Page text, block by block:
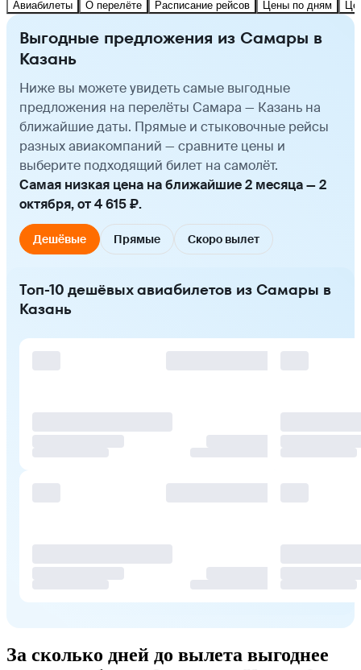
Авиабилеты О перелёте Расписание рейсов Цены по дням
Выгодные предложения из Самары в
Казань
Ниже вы можете увидеть самые выгодные
предложения на перелёты Самара — Казань на
ближайшие даты. Прямые и стыковочные рейсы
разных авиакомпаний — сравните цены и
выберите подходящий билет на самолёт.
Самая низкая цена на ближайшие 2 месяца — 2
октября, от 4 615 ₽.
Дешёвые Прямые Скоро вылет
Топ-10 дешёвых авиабилетов из Самары в
Казань
За сколько дней до вылета выгоднее